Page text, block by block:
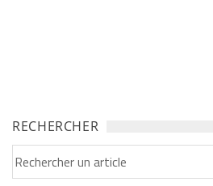
RECHERCHER